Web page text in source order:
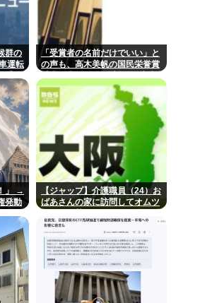
群の
運転
つけ
「受賞者の名前だけでいい」と
の声も、高木美帆の国民栄誉賞
総理の名前も刻印”
」 →
発動
【ジャップ】介護職員（24）お
ばあさんの家に訪問してオムツ
べ棒を盗み逮捕